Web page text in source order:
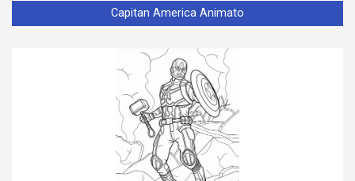
Capitan America Animato